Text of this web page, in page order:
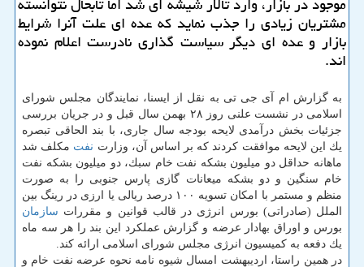
مشتریان زیادی را جذب نماید كه عده ای علت آنرا شرایط
بازار و عده ای دیگر سیاست گذاری نادرست اعلام نموده
اند.
به گزارش ام آی جی تی به نقل از ایسنا، نمایندگان مجلس شورای
اسلامی در نشست علنی روز ۲۸ بهمن سال قبل و در جریان بررسی
جزئیات بخش درآمدی لایحه بودجه سال جاری، با بند الحاقی تبصره
یك این لایحه موافقت كردند كه بر اساس آن، وزارت نفت مكلف شد
ماهانه حداقل دو میلیون بشكه نفت خام سبك، دو میلیون بشكه نفت
خام سنگین و دو بشكه میعانات گازی پارس جنوبی را به صورت
منظم و مستمر با امكان تسویه ۱۰۰ درصد ریالی یا ارزی در رینگ بین
الملل (صادراتی) بورس انرژی در قالب قوانین و مقررات سازمان
بورس و اوراق بهادار عرضه و گزارش عملكرد این بند را هر سه ماه
یك دفعه به كمیسیون انرژی مجلس شورای اسلامی ارائه كند.
در همین راستا، اردیبهشت امسال شیوه نامه نحوه عرضه نفت خام و